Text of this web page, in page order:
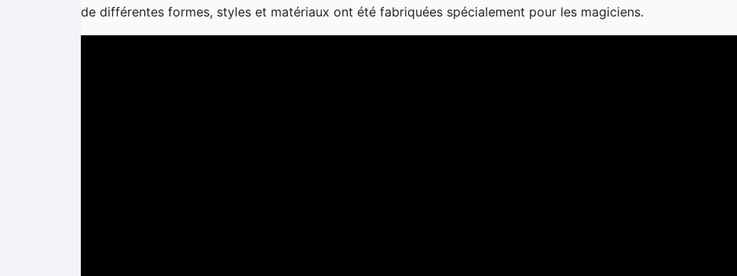
de différentes formes, styles et matériaux ont été fabriquées spécialement pour les magiciens.